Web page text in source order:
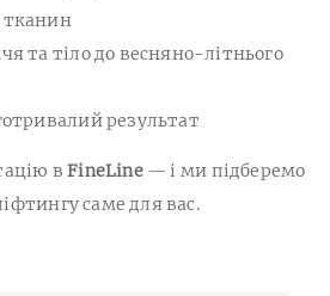
тканин
та тіло до весняно-літнього
результат
вFineLine— і ми підберемо
саме для вас.